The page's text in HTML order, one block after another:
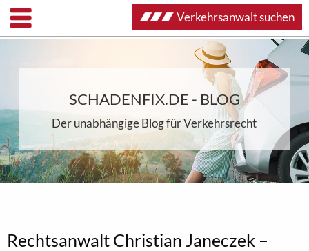
SCHADENFIX.DE - BLOG
Der unabhängige Blog für Verkehrsrecht
Rechtsanwalt Christian Janeczek –
Verkehrsanwalt suchen